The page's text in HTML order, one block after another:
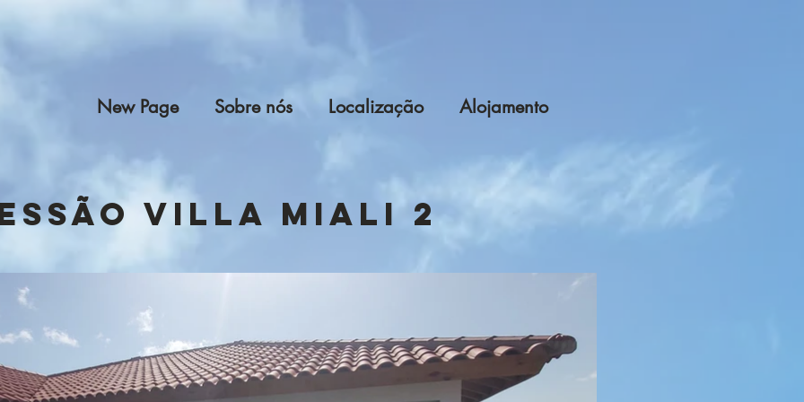
New Page Sobre nós Localização Alojamento
Villa Miali 2